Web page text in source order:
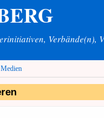
Verbände(n),
Medien